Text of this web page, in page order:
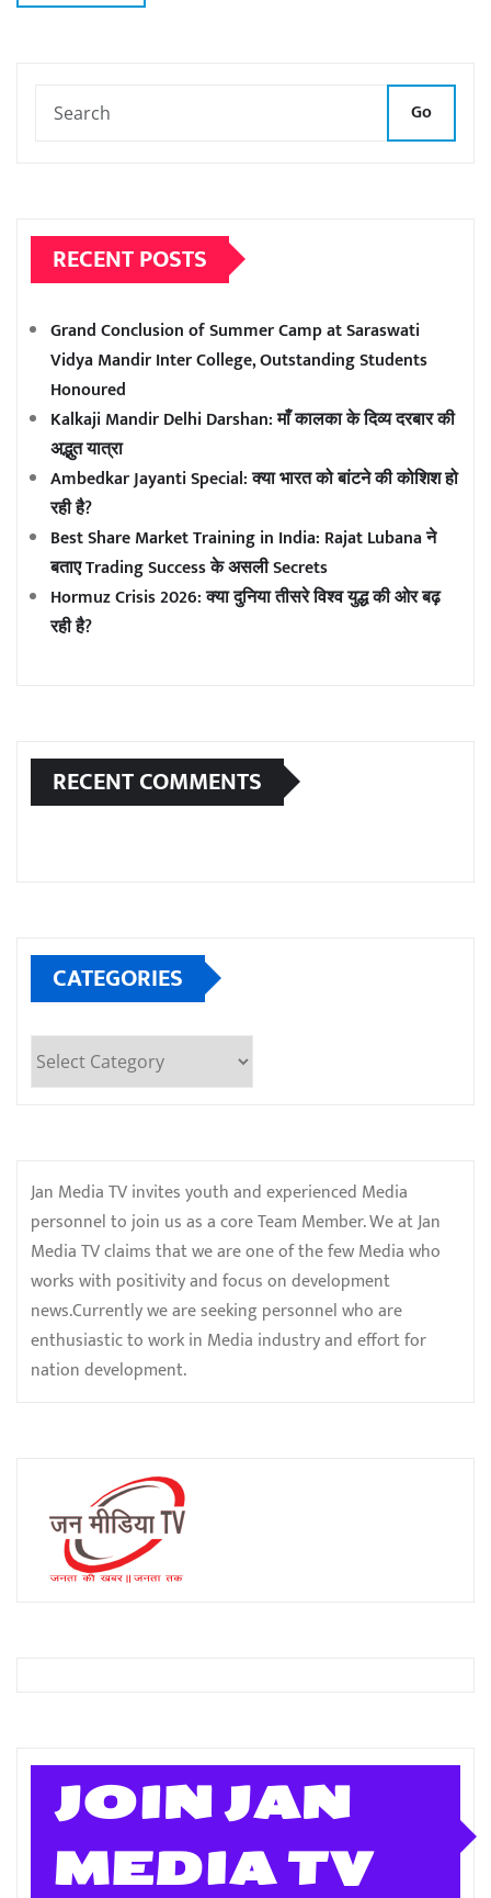
Go
RECENT POSTS
Grand Conclusion of Summer Camp at Saraswati
Vidya Mandir Inter College, Outstanding Students
Honoured
Kalkaji Mandir Delhi Darshan: माँ कालका के दिव्य दरबार की
अद्भुत यात्रा
Ambedkar Jayanti Special: क्या भारत को बांटने की कोशिश हो
रही है?
Best Share Market Training in India: Rajat Lubana ने
बताए Trading Success के असली Secrets
Hormuz Crisis 2026: क्या दुनिया तीसरे विश्व युद्ध की ओर बढ़
रही है?
RECENT COMMENTS
CATEGORIES
Categories
Jan Media TV invites youth and experienced Media
personnel to join us as a core Team Member. We at Jan
Media TV claims that we are one of the few Media who
works with positivity and focus on development
news.Currently we are seeking personnel who are
enthusiastic to work in Media industry and effort for
nation development.
JOIN JAN
MEDIA TV